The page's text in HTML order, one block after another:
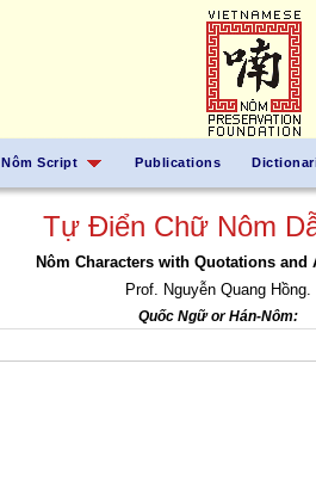
Nôm Script Publications
Tự Điển Chữ Nôm
Nôm Characters with Quotations and
Prof. Nguyễn Quang Hồng.
Quốc Ngữ or Hán-Nôm: